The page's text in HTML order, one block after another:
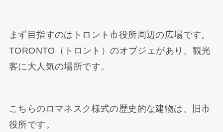
まず目指すのはトロント市役所周辺の広場です。
TORONTO（トロント）のオブジェがあり、観光
客に大人気の場所です。
こちらのロマネスク様式の歴史的な建物は、旧市
役所です。